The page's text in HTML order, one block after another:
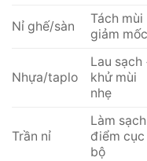
Nỉ ghế/sàn
Tách mùi
giảm mốc
Nhựa/taplo
Lau sạch
khử mùi
nhẹ
Trần nỉ
Làm sạch
điểm cục
bộ